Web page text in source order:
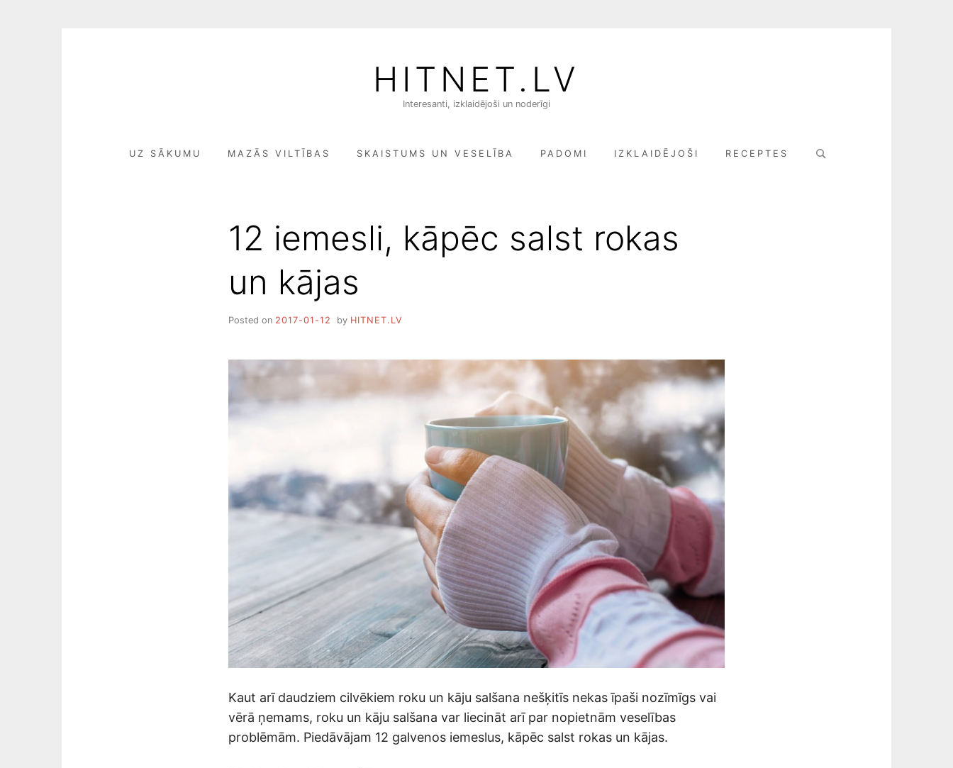
HITNET.LV
Interesanti, izklaidējoši un noderīgi
UZ SĀKUMU MAZĀS VILTĪBAS SKAISTUMS UN VESELĪBA PADOMI IZKLAIDĒJOŠI RECEPTES
Search
12 iemesli, kāpēc salst rokas
un kājas
Posted on 2017-01-12 by HITNET.LV
Kaut arī daudziem cilvēkiem roku un kāju salšana nešķitīs nekas īpaši nozīmīgs vai
vērā ņemams, roku un kāju salšana var liecināt arī par nopietnām veselības
problēmām. Piedāvājam 12 galvenos iemeslus, kāpēc salst rokas un kājas.